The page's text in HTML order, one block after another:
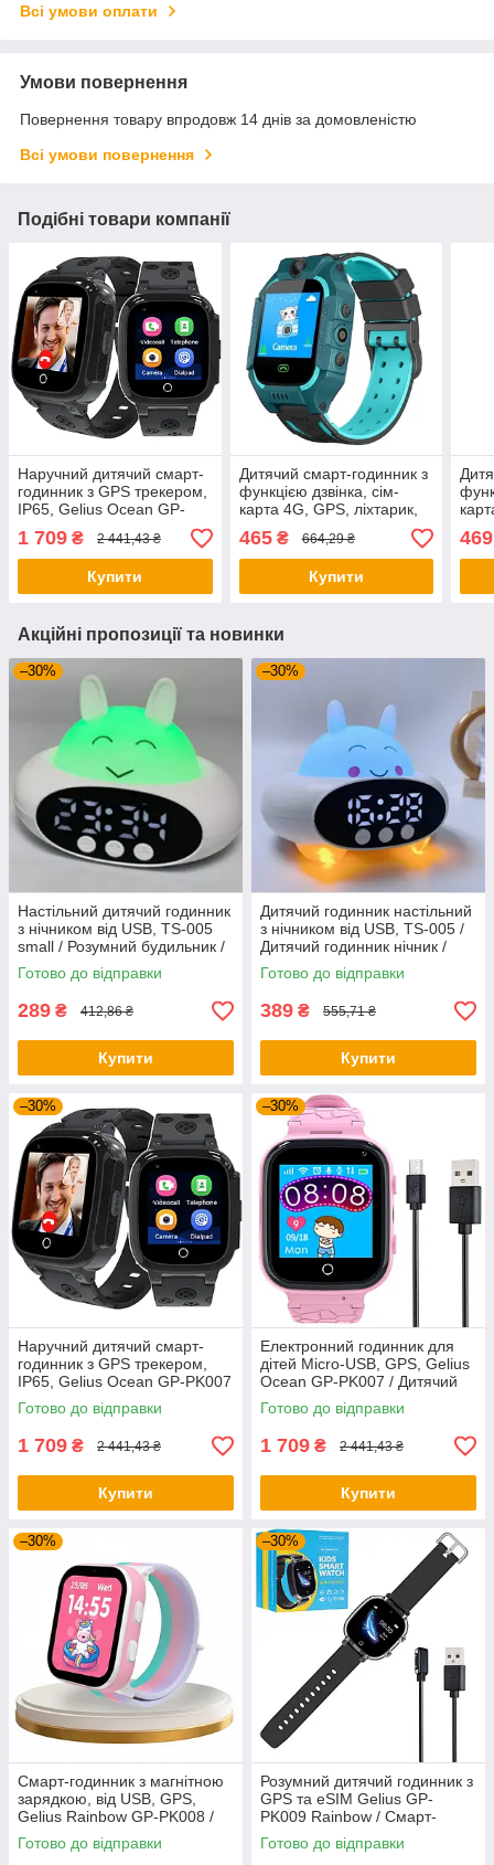
Всі умови оплати
Умови повернення
Повернення товару впродовж 14 днів за домовленістю
Всі умови повернення
Подібні товари компанії
Наручний дитячий смарт-
годинник з GPS трекером,
IP65, Gelius Ocean GP-
PK007 / Розумний
годинник для дітей /
Смарт годинник дитячий
1 709 ₴ 2 441,43 ₴
Купити
Дитячий смарт-годинник з
функцією дзвінка, сім-
карта 4G, GPS, ліхтарик,
Зелений / Розумний
годинник для дітей /
Дитячий годинник
465₴ 664,29 ₴
Купити
469
Акційні пропозиції та новинки
–30%
Настільний дитячий годинник
з нічником від USB, TS-005
small / Розумний будильник /
Дитячий годинник нічник
Готово до відправки
289 ₴ 412,86 ₴
Купити
–30%
Дитячий годинник настільний
з нічником від USB, TS-005 /
Дитячий годинник нічник /
Розумний будильник дитячий
Готово до відправки
389 ₴ 555,71 ₴
Купити
–30%
Наручний дитячий смарт-
годинник з GPS трекером,
IP65, Gelius Ocean GP-PK007
/ Розумний годинник для
дітей / Смарт годинник
дитячий
Готово до відправки
1 709 ₴ 2 441,43 ₴
Купити
–30%
Електронний годинник для
дітей Micro-USB, GPS, Gelius
Ocean GP-PK007 / Дитячий
годинник / Розумний
годинник для дитини
Готово до відправки
1 709 ₴ 2 441,43 ₴
Купити
–30%
Смарт-годинник з магнітною
зарядкою, від USB, GPS,
Gelius Rainbow GP-PK008 /
Дитячий розумний годинник
для дівчинки
Готово до відправки
–30%
Розумний дитячий годинник з
GPS та eSIM Gelius GP-
PK009 Rainbow / Смарт-
годинник дитячий / Годинник
для хлопчика
Готово до відправки